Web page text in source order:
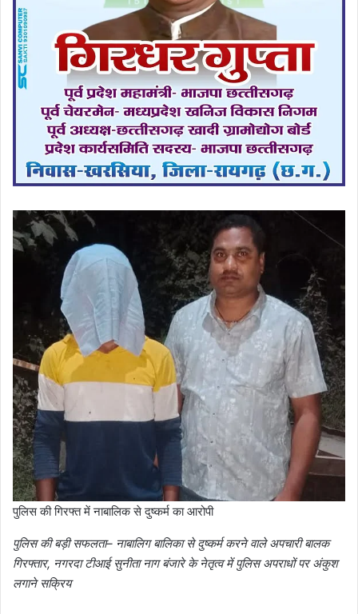
पुलिस की गिरफ्त में नाबालिक से दुष्कर्म का आरोपी
पुलिस की बड़ी सफलता– नाबालिग बालिका से दुष्कर्म करने वाले अपचारी बालक
गिरफ्तार, नगरदा टीआई सुनीता नाग बंजारे के नेतृत्व में पुलिस अपराधों पर अंकुश
लगाने सक्रिय